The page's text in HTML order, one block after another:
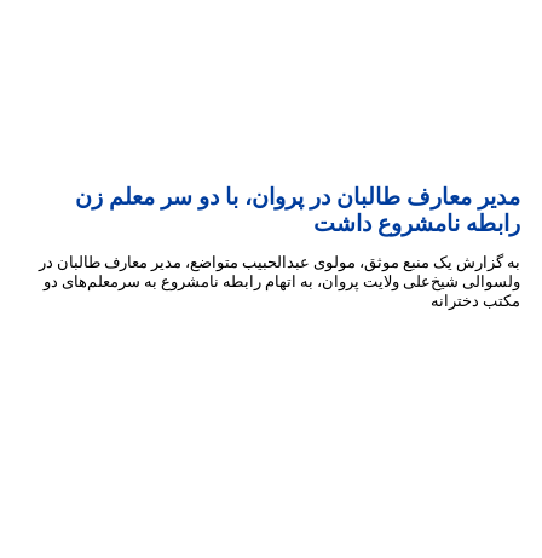
معارف طالبان در پروان، با دو سر معلم زن
نامشروع داشت
یک منبع موثق، مولوی عبدالحبیب متواضع، مدیر معارف طالبان در
شیخ‌علی ولایت پروان، به اتهام رابطه نامشروع به سرمعلم‌های دو
دخترانه